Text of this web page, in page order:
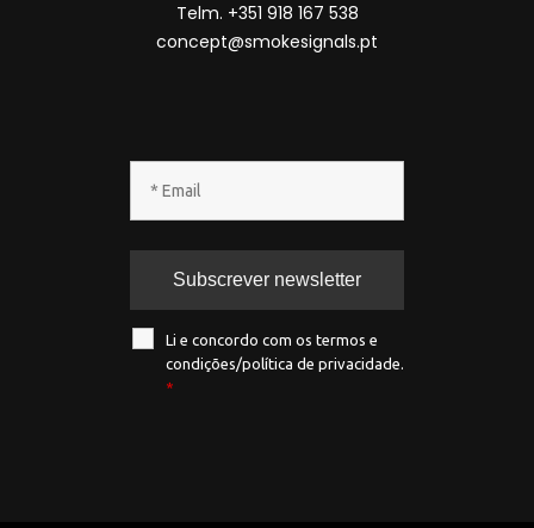
Telm. +351 918 167 538
concept@smokesignals.pt
Li e concordo com os termos e
condições/política de privacidade.
*